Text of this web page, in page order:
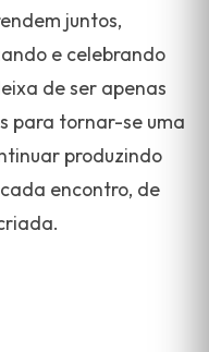
juntos,
e celebrando
de ser apenas
para tornar-se uma
produzindo
encontro, de